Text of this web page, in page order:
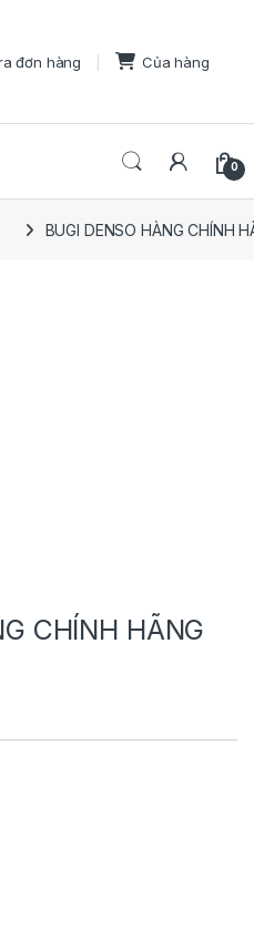
đơn hàng Của hàng
0
BUGI DENSO HÀNG CHÍNH
CHÍNH HÃNG
HONDA quantity